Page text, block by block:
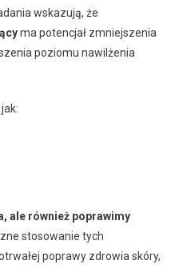
wskazują, że
ma potencjał zmniejszenia
poziomu nawilżenia
ale również poprawimy
stosowanie tych
poprawy zdrowia skóry,